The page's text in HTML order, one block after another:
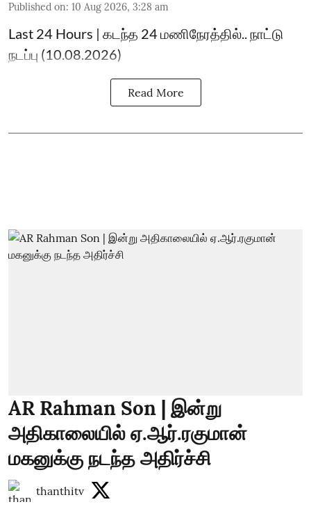
Published on: 10 Aug 2026, 3:28 am
Last 24 Hours | கடந்த 24 மணிநேரத்தில்.. நாட்டு
நடப்பு (10.08.2026)
Read More
AR Rahman Son | இன்று
அதிகாலையில் ஏ.ஆர்.ரகுமான்
மகனுக்கு நடந்த அதிர்ச்சி
thanthitv